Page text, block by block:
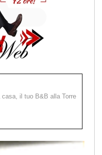
casa, il tuo B&B alla Torre